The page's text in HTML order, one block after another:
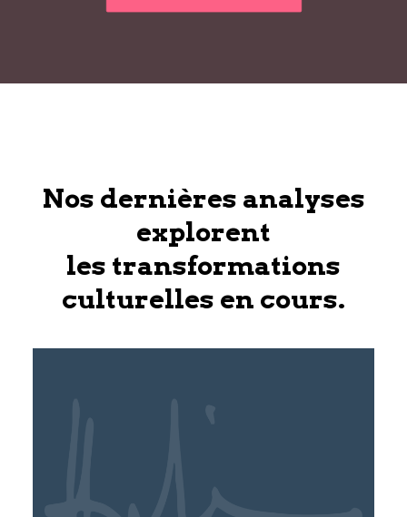
Nos dernières analyses
explorent
les transformations
culturelles en cours.